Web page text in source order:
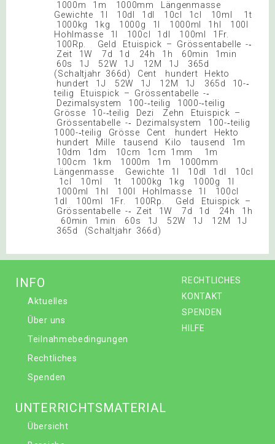
1000m 1m 1000mm Längenmasse
Gewichte 1l 10dl 1dl 10cl 1cl 10ml 1t
1000kg 1kg 1000g 1l 1000ml 1hl 100l
Hohlmasse 1l 100cl 1dl 100ml 1Fr.
100Rp. Geld Etuispick – Grössentabelle -‐
Zeit 1W 7d 1d 24h 1h 60min 1min
60s 1J 52W 1J 12M 1J 365d
(Schaltjahr 366d) Cent hundert Hekto
hundert 1J 52W 1J 12M 1J 365d 10-‐
teilig Etuispick – Grössentabelle -‐
Dezimalsystem 100-‐teilig 1000-‐teilig
Grösse 10-‐teilig Dezi Zehn Etuispick –
Grössentabelle -‐ Dezimalsystem 100-‐teilig
1000-‐teilig Grösse Cent hundert Hekto
hundert Mille tausend Kilo tausend 1m
10dm 1dm 10cm 1cm 1mm 1m
100cm 1km 1000m 1m 1000mm
Längenmasse Gewichte 1l 10dl 1dl 10cl
1cl 10ml 1t 1000kg 1kg 1000g 1l
1000ml 1hl 100l Hohlmasse 1l 100cl
1dl 100ml 1Fr. 100Rp. Geld Etuispick –
Grössentabelle -‐ Zeit 1W 7d 1d 24h 1h
60min 1min 60s 1J 52W 1J 12M 1J
365d (Schaltjahr 366d)
RECHTLICHES
KONTAKT
SPENDEN
HILFE
INFO
Aktuelles
Über uns
Teilnahmebedingungen
Rechtliches
Spenden
UNTERRICHTSMATERIAL
Übersicht